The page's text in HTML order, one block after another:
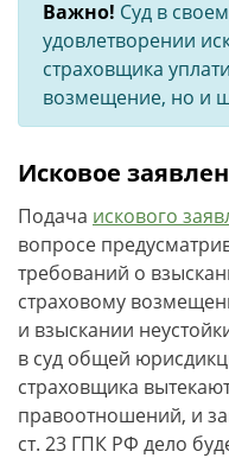
Важно! Суд в
удовлетворении
страховщика
возмещение, но и
Исковое
Подача искового
вопросе
требований о
страховому
и взыскании
в суд общей
страховщика
правоотношений, и
ст. 23 ГПК РФ дело